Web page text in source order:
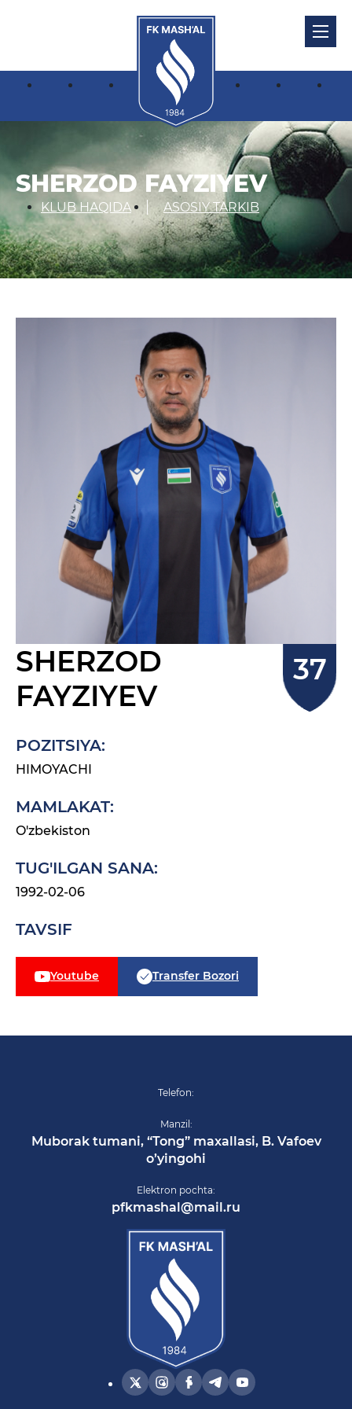
SHERZOD FAYZIYEV
KLUB HAQIDA ASOSIY TARKIB
SHERZOD
FAYZIYEV
POZITSIYA:
HIMOYACHI
MAMLAKAT:
O'zbekiston
TUG'ILGAN SANA:
1992-02-06
TAVSIF
Youtube Transfer Bozori
Telefon:
Manzil:
Muborak tumani, “Tong” maxallasi, B. Vafoev
o’yingohi
Elektron pochta:
pfkmashal@mail.ru